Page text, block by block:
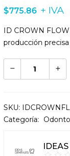
$775.86 + IVA
ID CROWN
producción
SKU:
Categoría: